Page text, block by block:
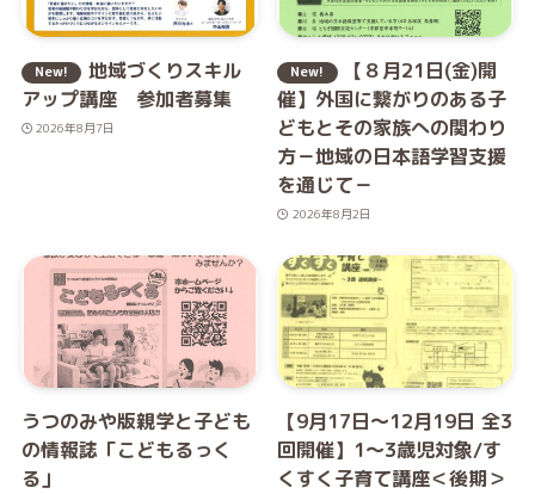
地域づくりスキル
アップ講座 参加者募集
2026年8月7日
【８月21日(金)開
催】外国に繋がりのある子
どもとその家族への関わり
方－地域の日本語学習支援
を通じて－
2026年8月2日
うつのみや版親学と子ども
の情報誌「こどもるっく
る」
【9月17日～12月19日 全3
回開催】1～3歳児対象/す
くすく子育て講座＜後期＞